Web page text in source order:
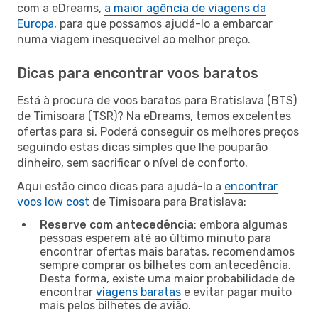
com a eDreams, a maior agência de viagens da
Europa, para que possamos ajudá-lo a embarcar
numa viagem inesquecível ao melhor preço.
Dicas para encontrar voos baratos
Está à procura de voos baratos para Bratislava (BTS)
de Timisoara (TSR)? Na eDreams, temos excelentes
ofertas para si. Poderá conseguir os melhores preços
seguindo estas dicas simples que lhe pouparão
dinheiro, sem sacrificar o nível de conforto.
Aqui estão cinco dicas para ajudá-lo a encontrar
voos low cost de Timisoara para Bratislava:
Reserve com antecedência: embora algumas
pessoas esperem até ao último minuto para
encontrar ofertas mais baratas, recomendamos
sempre comprar os bilhetes com antecedência.
Desta forma, existe uma maior probabilidade de
encontrar viagens baratas e evitar pagar muito
mais pelos bilhetes de avião.